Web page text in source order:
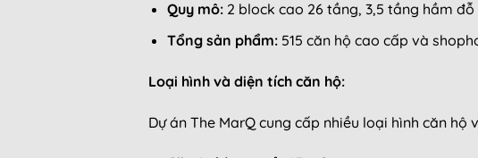
Quy mô:2 block cao 26 tầng, 3,5 tầng hầm đỗ
Tổng sản phẩm:515 căn hộ cao cấp và
Loại hình và diện tích căn hộ:
Dự án The MarQ cung cấp nhiều loại hình căn